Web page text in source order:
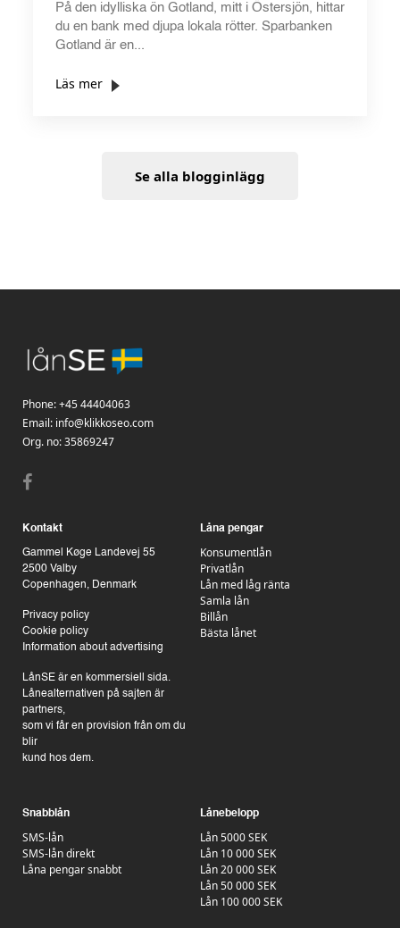
På den idylliska ön Gotland, mitt i Östersjön, hittar
du en bank med djupa lokala rötter. Sparbanken
Gotland är en...
Läs mer
Se alla blogginlägg
Phone:+45 44404063
Email: info@klikkoseo.com
Org. no: 35869247
Kontakt
Gammel Køge Landevej 55
2500 Valby
Copenhagen, Denmark
Privacy policy
Cookie policy
Information about advertising
LånSE är en kommersiell sida.
Lånealternativen på sajten är
partners,
som vi får en provision från om du
blir
kund hos dem.
Låna pengar
Konsumentlån
Privatlån
Lån med låg ränta
Samla lån
Billån
Bästa lånet
Snabblån
SMS-lån
SMS-lån direkt
Låna pengar snabbt
Lånebelopp
Lån 5000 SEK
Lån 10 000 SEK
Lån 20 000 SEK
Lån 50 000 SEK
Lån 100 000 SEK